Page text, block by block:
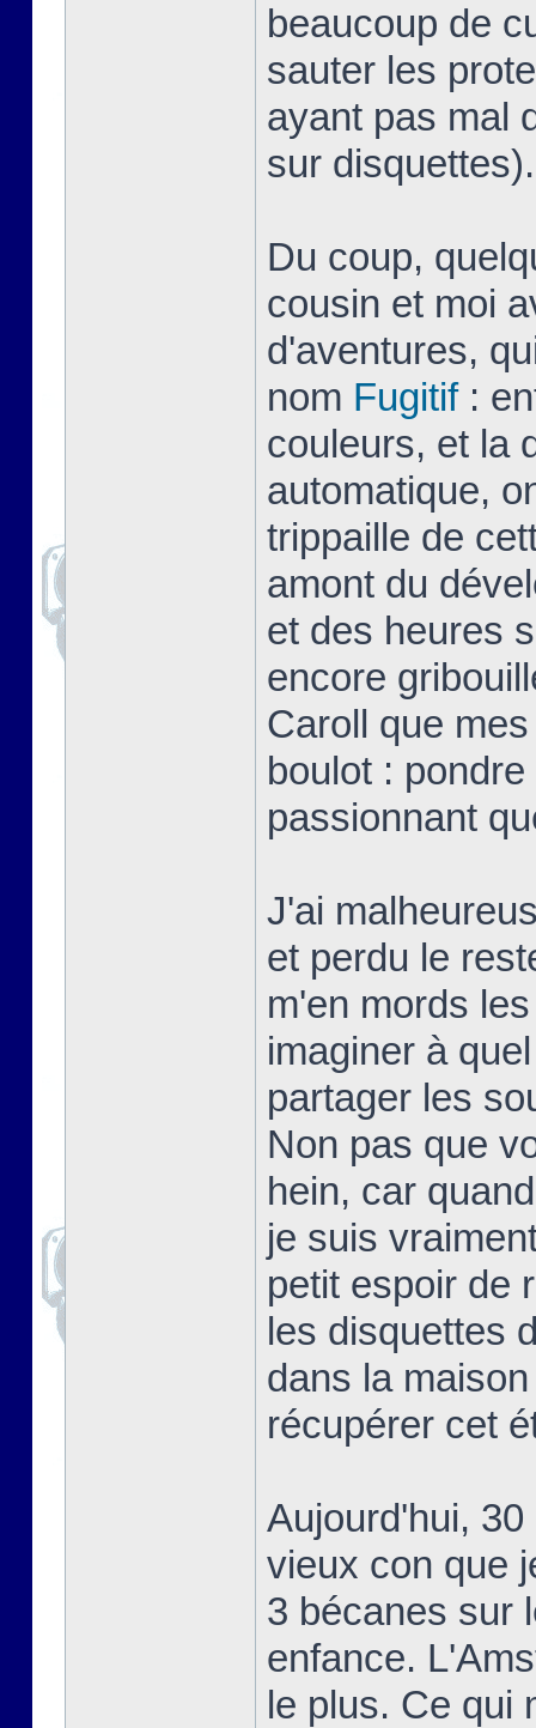
beaucoup de
sauter les
ayant pas mal
sur disquettes).
Du coup,
cousin et moi
d'aventures,
nom Fugitif:
couleurs, et la
automatique,
trippaille de
amont du
et des heures
encore
Caroll que
boulot :
passionnant
J'ai
et perdu le
m'en mords
imaginer à
partager les
Non pas que
hein, car
je suis
petit espoir de
les disquettes
dans la
récupérer cet
Aujourd'hui,
vieux con que
3 bécanes sur
enfance.
le plus. Ce qui